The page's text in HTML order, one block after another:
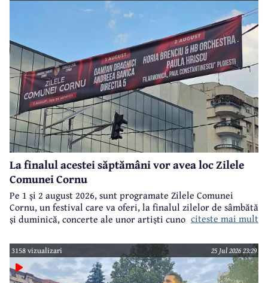
La finalul acestei săptămâni vor avea loc Zilele
Comunei Cornu
Pe 1 și 2 august 2026, sunt programate Zilele Comunei
Cornu, un festival care va oferi, la finalul zilelor de sâmbătă
și duminică, concerte ale unor artiști cunoscuți.citeste mai mult
3158 vizualizari 25 Jul 2026 23:29